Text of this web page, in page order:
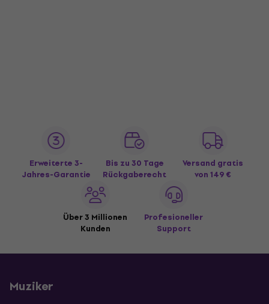
Erweiterte 3-
Jahres-Garantie
Bis zu 30 Tage
Rückgaberecht
Versand gratis
von 149 €
Über 3 Millionen
Kunden
Profesioneller
Support
Muziker